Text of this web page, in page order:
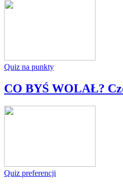
Quiz na punkty
CO BYŚ WOLAŁ?
Quiz preferencji